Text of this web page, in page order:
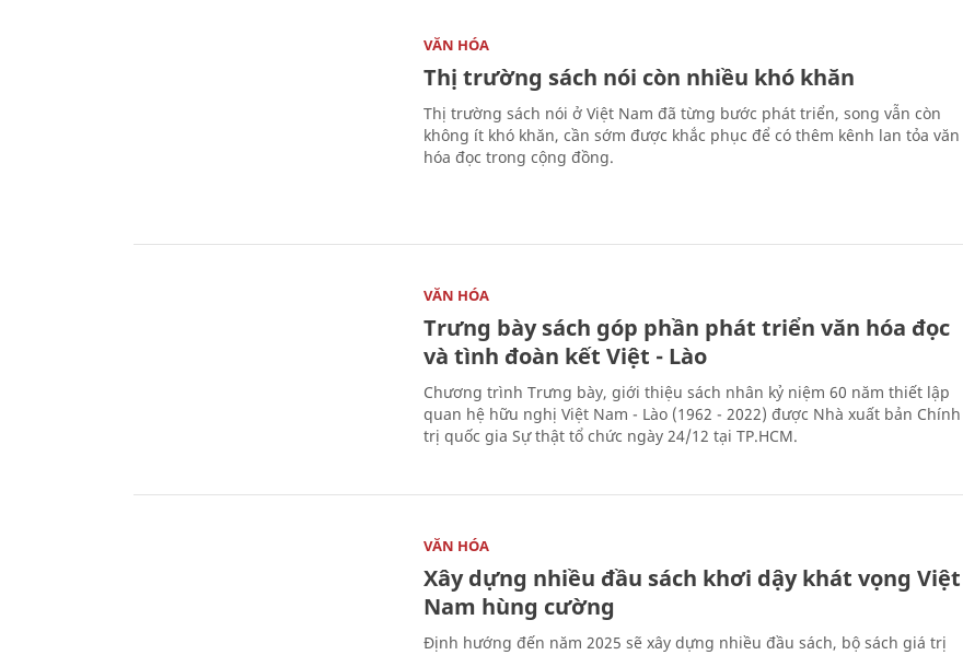
VĂN HÓA
Thị trường sách nói còn nhiều khó khăn
Thị trường sách nói ở Việt Nam đã từng bước phát triển, song vẫn còn
không ít khó khăn, cần sớm được khắc phục để có thêm kênh lan tỏa văn
hóa đọc trong cộng đồng.
VĂN HÓA
Trưng bày sách góp phần phát triển văn hóa đọc
và tình đoàn kết Việt - Lào
Chương trình Trưng bày, giới thiệu sách nhân kỷ niệm 60 năm thiết lập
quan hệ hữu nghị Việt Nam - Lào (1962 - 2022) được Nhà xuất bản Chính
trị quốc gia Sự thật tổ chức ngày 24/12 tại TP.HCM.
VĂN HÓA
Xây dựng nhiều đầu sách khơi dậy khát vọng Việt
Nam hùng cường
Định hướng đến năm 2025 sẽ xây dựng nhiều đầu sách, bộ sách giá trị